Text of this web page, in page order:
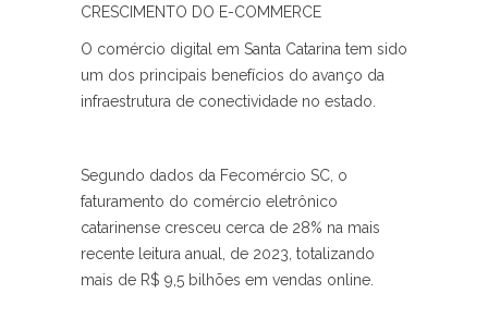
CRESCIMENTO DO E-COMMERCE
O comércio digital em Santa Catarina tem sido
um dos principais benefícios do avanço da
infraestrutura de conectividade no estado.
Segundo dados da Fecomércio SC, o
faturamento do comércio eletrônico
catarinense cresceu cerca de 28% na mais
recente leitura anual, de 2023, totalizando
mais de R$ 9,5 bilhões em vendas online.